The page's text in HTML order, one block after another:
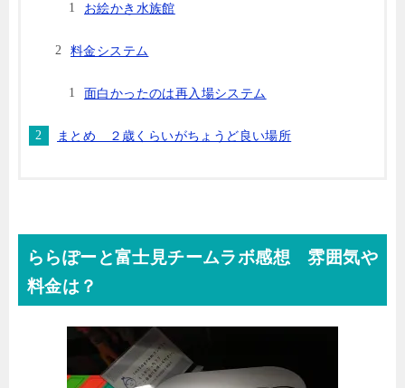
お絵かき水族館
料金システム
面白かったのは再入場システム
まとめ ２歳くらいがちょうど良い場所
ららぽーと富士見チームラボ感想 雰囲気や
料金は？